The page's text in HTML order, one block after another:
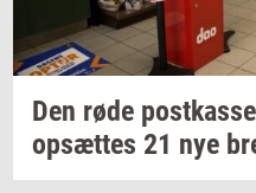
Den røde po­st­kas­se
op­sæt­tes 21 nye